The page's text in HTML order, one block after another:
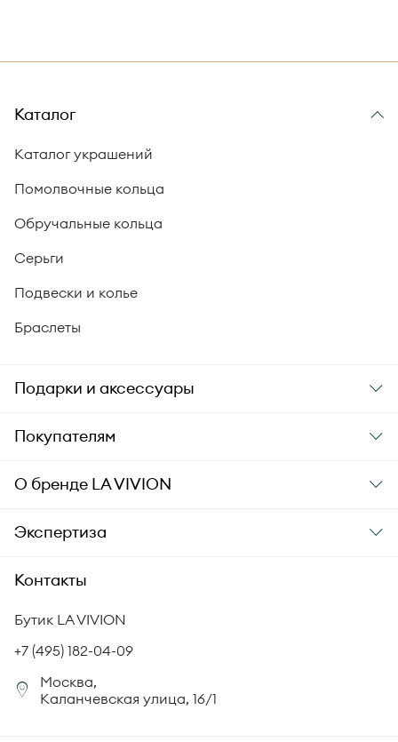
Каталог
Каталог украшений
Помолвочные кольца
Обручальные кольца
Серьги
Подвески и колье
Браслеты
Подарки и аксессуары
Подарки
Уход за украшениями
Аксессуары
Покупателям
Заказ и оплата
Гарантия подлинности
Комплект документов
Политика возврата
Сертификация бриллиантов
Юридическая информация
О бренде LA VIVION
О компании
СМИ о нас
Корпоративный портал
Экспертиза
Академия LA VIVION
Статьи
Контакты
Бутик LA VIVION
+7 (495) 182-04-09
Москва,
Каланчевская улица, 16/1